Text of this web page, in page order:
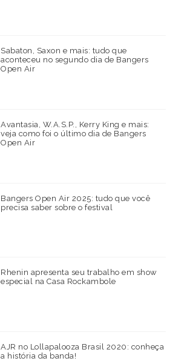
Sabaton, Saxon e mais: tudo que
aconteceu no segundo dia de Bangers
Open Air
Avantasia, W.A.S.P., Kerry King e mais:
veja como foi o último dia de Bangers
Open Air
Bangers Open Air 2025: tudo que você
precisa saber sobre o festival
Rhenin apresenta seu trabalho em show
especial na Casa Rockambole
AJR no Lollapalooza Brasil 2020: conheça
a história da banda!